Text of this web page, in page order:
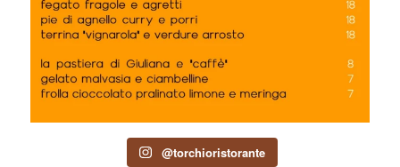
@torchioristorante